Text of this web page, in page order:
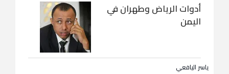
أدوات الرياض وطهران في
اليمن
ياسر اليافعي